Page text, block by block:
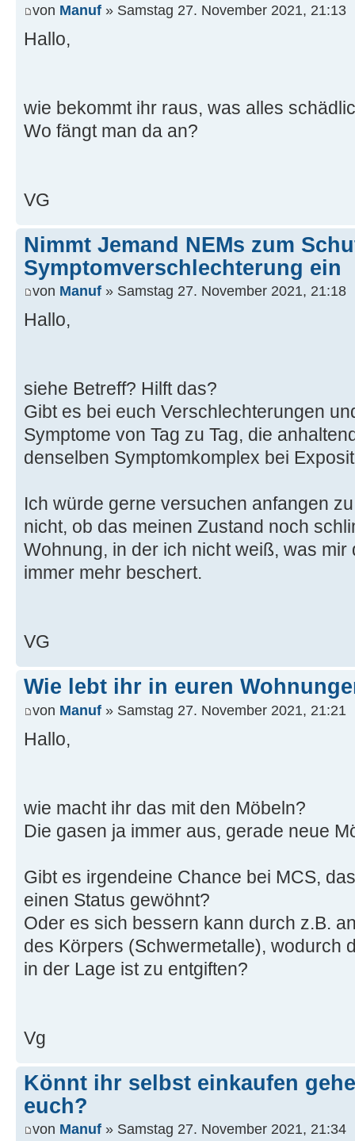
von Manuf » Samstag 27. November 2021, 21:13
Hallo,
wie bekommt ihr raus, was alles
Wo fängt man da an?
VG
Nimmt Jemand NEMs zum
Symptomverschlechterung ein
von Manuf » Samstag 27. November 2021, 21:18
Hallo,
siehe Betreff? Hilft das?
Gibt es bei euch Verschlechterungen
Symptome von Tag zu Tag, die
denselben Symptomkomplex bei
Ich würde gerne versuchen anfangen
nicht, ob das meinen Zustand noch
Wohnung, in der ich nicht weiß, was mir
immer mehr beschert.
VG
Wie lebt ihr in euren
von Manuf » Samstag 27. November 2021, 21:21
Hallo,
wie macht ihr das mit den Möbeln?
Die gasen ja immer aus, gerade neue
Gibt es irgendeine Chance bei MCS,
einen Status gewöhnt?
Oder es sich bessern kann durch z.B.
des Körpers (Schwermetalle), wodurch
in der Lage ist zu entgiften?
Vg
Könnt ihr selbst einkaufen
euch?
von Manuf » Samstag 27. November 2021, 21:34